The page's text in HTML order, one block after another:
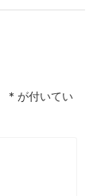
* が付いてい